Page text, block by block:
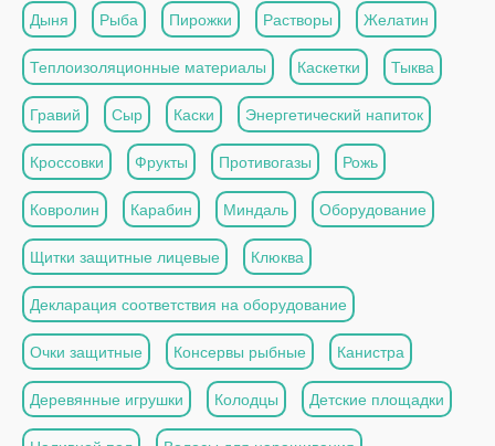
Дыня Рыба Пирожки Растворы Желатин
Теплоизоляционные материалы Каскетки Тыква
Гравий Сыр Каски Энергетический напиток
Кроссовки Фрукты Противогазы Рожь
Ковролин Карабин Миндаль Оборудование
Щитки защитные лицевые Клюква
Декларация соответствия на оборудование
Очки защитные Консервы рыбные Канистра
Деревянные игрушки Колодцы Детские площадки